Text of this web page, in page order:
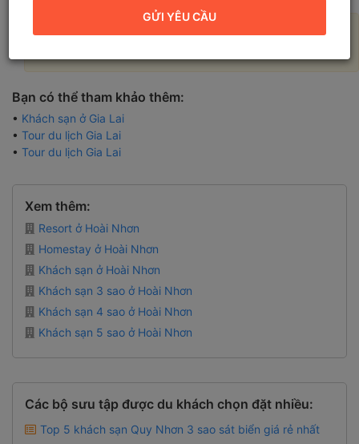
Không có kết quả nào được tìm thấy, vui lòng thay đổi các
Bạn có thể tham khảo thêm:
• Khách sạn ở Gia Lai
• Tour du lịch Gia Lai
• Tour du lịch Gia Lai
Xem thêm:
Resort ở Hoài Nhơn
Homestay ở Hoài Nhơn
Khách sạn ở Hoài Nhơn
Khách sạn 3 sao ở Hoài Nhơn
Khách sạn 4 sao ở Hoài Nhơn
Khách sạn 5 sao ở Hoài Nhơn
Các bộ sưu tập được du khách chọn đặt nhiều:
Top 5 khách sạn Quy Nhơn 3 sao sát biển giá rẻ nhất